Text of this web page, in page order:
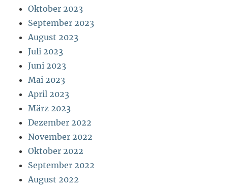
Oktober 2023
September 2023
August 2023
Juli 2023
Juni 2023
Mai 2023
April 2023
März 2023
Dezember 2022
November 2022
Oktober 2022
September 2022
August 2022